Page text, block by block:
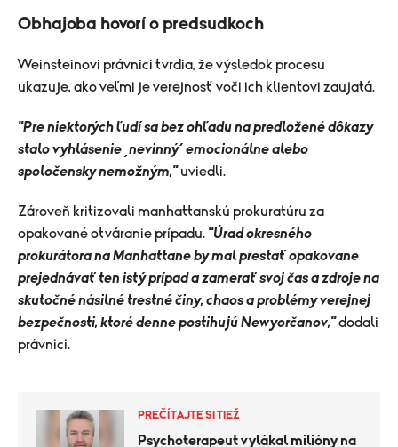
Obhajoba hovorí o predsudkoch
Weinsteinovi právnici tvrdia, že výsledok procesu
ukazuje, ako veľmi je verejnosť voči ich klientovi zaujatá.
"Pre niektorých ľudí sa bez ohľadu na predložené dôkazy
stalo vyhlásenie ‚nevinný‘ emocionálne alebo
spoločensky nemožným," uviedli.
Zároveň kritizovali manhattanskú prokuratúru za
opakované otváranie prípadu. "Úrad okresného
prokurátora na Manhattane by mal prestať opakovane
prejednávať ten istý prípad a zamerať svoj čas a zdroje na
skutočné násilné trestné činy, chaos a problémy verejnej
bezpečnosti, ktoré denne postihujú Newyorčanov,"dodali
právnici.
PREČÍTAJTE SI TIEŽ
Psychoterapeut vylákal milióny na